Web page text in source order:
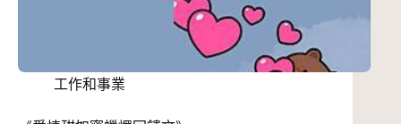
工作和事業